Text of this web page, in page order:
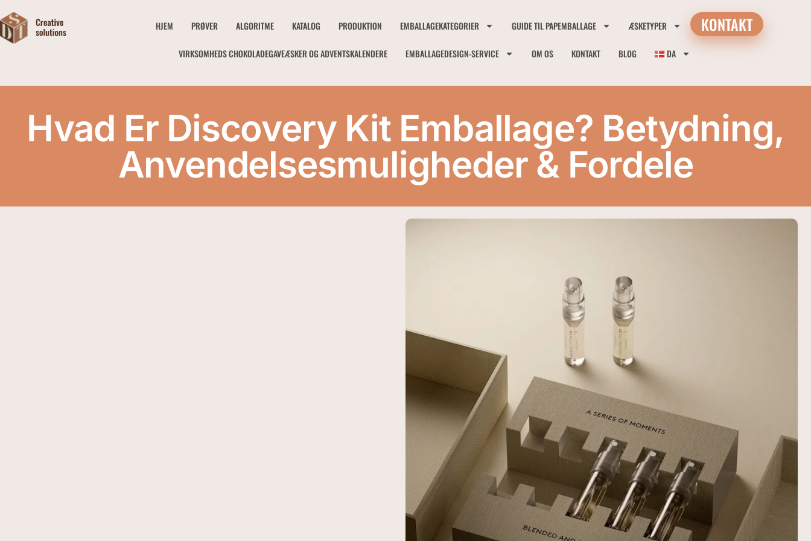
HJEM PRØVER ALGORITME KATALOG PRODUKTION EMBALLAGEKATEGORIER GUIDE TIL PAPEMBALLAGE ÆSKETYPER
VIRKSOMHEDS CHOKOLADEGAVEÆSKER OG ADVENTSKALENDERE EMBALLAGEDESIGN-SERVICE OM OS KONTAKT BLOG DA
KONTAKT
Hvad Er Discovery Kit Emballage? Betydning,
Anvendelsesmuligheder & Fordele